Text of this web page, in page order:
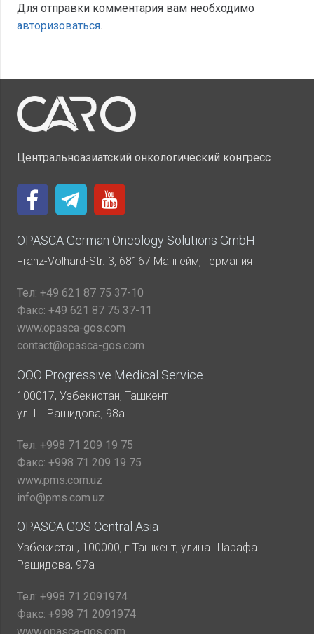
Для отправки комментария вам необходимо
авторизоваться.
Центральноазиатский онкологический конгресс
OPASCA German Oncology Solutions GmbH
Franz-Volhard-Str. 3, 68167 Мангейм, Германия
Тел: +49 621 87 75 37-10
Факс: +49 621 87 75 37-11
www.opasca-gos.com
contact@opasca-gos.com
ООО Progressive Medical Service
100017, Узбекистан, Ташкент
ул. Ш.Рашидова, 98а
Тел: +998 71 209 19 75
Факс: +998 71 209 19 75
www.pms.com.uz
info@pms.com.uz
OPASCA GOS Central Asia
Узбекистан, 100000, г.Ташкент, улица Шарафа
Рашидова, 97а
Тел: +998 71 2091974
Факс: +998 71 2091974